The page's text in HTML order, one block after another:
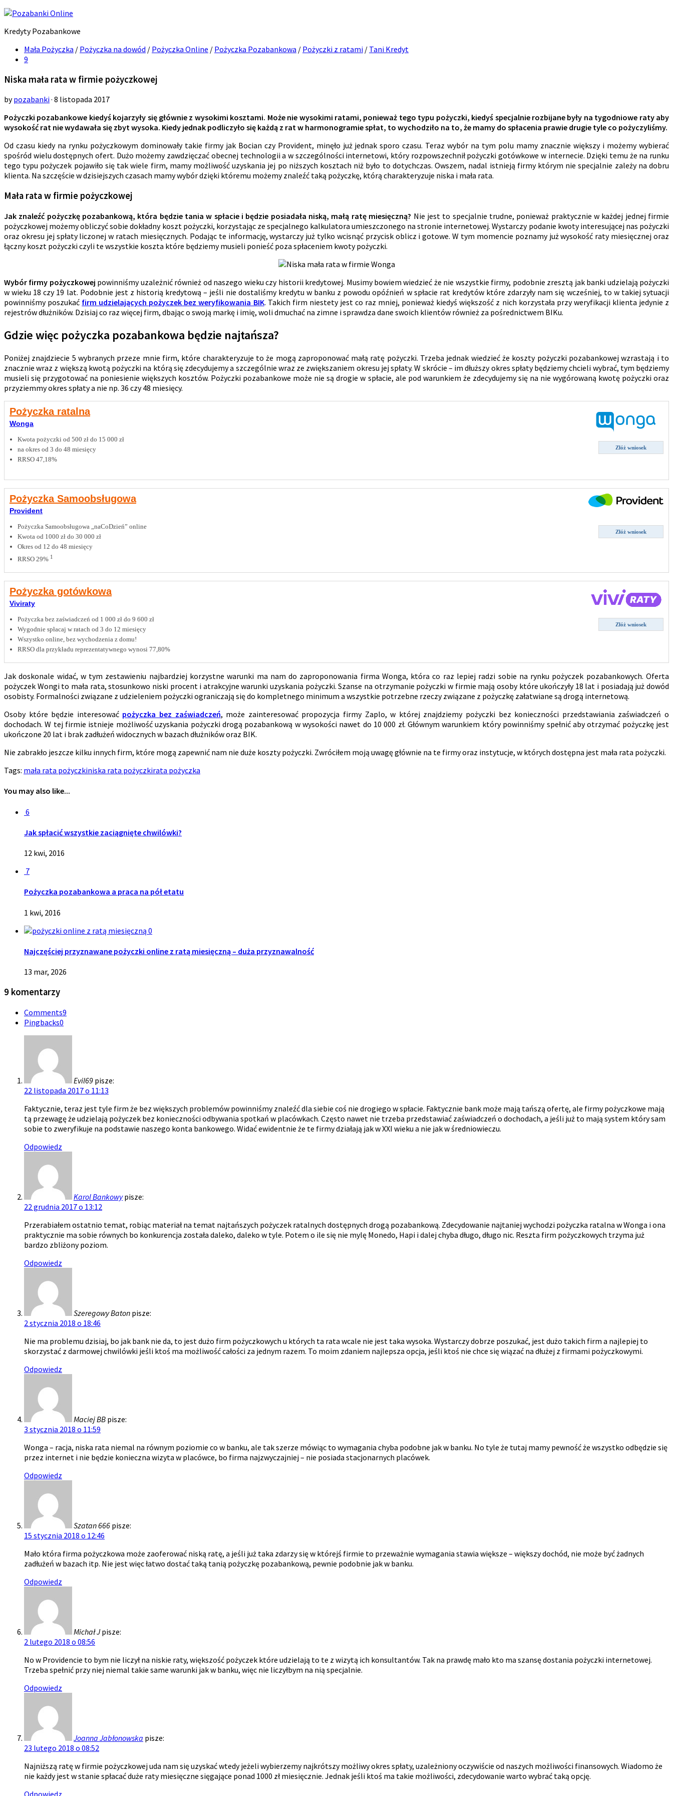
Kredyty Pozabankowe
Mała Pożyczka / Pożyczka na dowód / Pożyczka Online / Pożyczka Pozabankowa / Pożyczki z ratami / Tani Kredyt
9
Niska mała rata w firmie pożyczkowej
bypozabanki· 8 listopada 2017
Pożyczki pozabankowe kiedyś kojarzyły się głównie z wysokimi kosztami. Może nie wysokimi ratami, ponieważ tego typu pożyczki, kiedyś specjalnie rozbijane były na tygodniowe raty aby
wysokość rat nie wydawała się zbyt wysoka. Kiedy jednak podliczyło się każdą z rat w harmonogramie spłat, to wychodziło na to, że mamy do spłacenia prawie drugie tyle co pożyczyliśmy.
Od czasu kiedy na rynku pożyczkowym dominowały takie firmy jak Bocian czy Provident, minęło już jednak sporo czasu. Teraz wybór na tym polu mamy znacznie większy i możemy wybierać
spośród wielu dostępnych ofert. Dużo możemy zawdzięczać obecnej technologii a w szczególności internetowi, który rozpowszechnił pożyczki gotówkowe w internecie. Dzięki temu że na runku
tego typu pożyczek pojawiło się tak wiele firm, mamy możliwość uzyskania jej po niższych kosztach niż było to dotychczas. Owszem, nadal istnieją firmy którym nie specjalnie zależy na dobru
klienta. Na szczęście w dzisiejszych czasach mamy wybór dzięki któremu możemy znaleźć taką pożyczkę, którą charakteryzuje niska i mała rata.
Mała rata w firmie pożyczkowej
Jak znaleźć pożyczkę pozabankową, która będzie tania w spłacie i będzie posiadała niską, małą ratę miesięczną? Nie jest to specjalnie trudne, ponieważ praktycznie w każdej jednej firmie
pożyczkowej możemy obliczyć sobie dokładny koszt pożyczki, korzystając ze specjalnego kalkulatora umieszczonego na stronie internetowej. Wystarczy podanie kwoty interesującej nas pożyczki
oraz okresu jej spłaty liczonej w ratach miesięcznych. Podając te informację, wystarczy już tylko wcisnąć przycisk oblicz i gotowe. W tym momencie poznamy już wysokość raty miesięcznej oraz
łączny koszt pożyczki czyli te wszystkie koszta które będziemy musieli ponieść poza spłaceniem kwoty pożyczki.
Wybór firmy pożyczkowej powinniśmy uzależnić również od naszego wieku czy historii kredytowej. Musimy bowiem wiedzieć że nie wszystkie firmy, podobnie zresztą jak banki udzielają pożyczki
w wieku 18 czy 19 lat. Podobnie jest z historią kredytową – jeśli nie dostaliśmy kredytu w banku z powodu opóźnień w spłacie rat kredytów które zdarzyły nam się wcześniej, to w takiej sytuacji
powinniśmy poszukać firm udzielających pożyczek bez weryfikowania BIK. Takich firm niestety jest co raz mniej, ponieważ kiedyś większość z nich korzystała przy weryfikacji klienta jedynie z
rejestrów dłużników. Dzisiaj co raz więcej firm, dbając o swoją markę i imię, woli dmuchać na zimne i sprawdza dane swoich klientów również za pośrednictwem BIKu.
Gdzie więc pożyczka pozabankowa będzie najtańsza?
Poniżej znajdziecie 5 wybranych przeze mnie firm, które charakteryzuje to że mogą zaproponować małą ratę pożyczki. Trzeba jednak wiedzieć że koszty pożyczki pozabankowej wzrastają i to
znacznie wraz z większą kwotą pożyczki na którą się zdecydujemy a szczególnie wraz ze zwiększaniem okresu jej spłaty. W skrócie – im dłuższy okres spłaty będziemy chcieli wybrać, tym będziemy
musieli się przygotować na poniesienie większych kosztów. Pożyczki pozabankowe może nie są drogie w spłacie, ale pod warunkiem że zdecydujemy się na nie wygórowaną kwotę pożyczki oraz
przyziemmy okres spłaty a nie np. 36 czy 48 miesięcy.
Pożyczka ratalna
Wonga
Złóż wniosek
Kwota pożyczki od 500 zł do 15 000 zł
na okres od 3 do 48 miesięcy
RRSO 47,18%
Pożyczka Samoobsługowa
Provident
Złóż wniosek
Pożyczka Samoobsługowa „naCoDzień” online
Kwota od 1000 zł do 30 000 zł
Okres od 12 do 48 miesięcy
RRSO 29% 1
Pożyczka gotówkowa
Viviraty
Złóż wniosek
Pożyczka bez zaświadczeń od 1 000 zł do 9 600 zł
Wygodnie spłacaj w ratach od 3 do 12 miesięcy
Wszystko online, bez wychodzenia z domu!
RRSO dla przykładu reprezentatywnego wynosi 77,80%
Jak doskonale widać, w tym zestawieniu najbardziej korzystne warunki ma nam do zaproponowania firma Wonga, która co raz lepiej radzi sobie na rynku pożyczek pozabankowych. Oferta
pożyczek Wongi to mała rata, stosunkowo niski procent i atrakcyjne warunki uzyskania pożyczki. Szanse na otrzymanie pożyczki w firmie mają osoby które ukończyły 18 lat i posiadają już dowód
osobisty. Formalności związane z udzieleniem pożyczki ograniczają się do kompletnego minimum a wszystkie potrzebne rzeczy związane z pożyczkę załatwiane są drogą internetową.
Osoby które będzie interesować pożyczka bez zaświadczeń, może zainteresować propozycja firmy Zaplo, w której znajdziemy pożyczki bez konieczności przedstawiania zaświadczeń o
dochodach. W tej firmie istnieje możliwość uzyskania pożyczki drogą pozabankową w wysokości nawet do 10 000 zł. Głównym warunkiem który powinniśmy spełnić aby otrzymać pożyczkę jest
ukończone 20 lat i brak zadłużeń widocznych w bazach dłużników oraz BIK.
Nie zabrakło jeszcze kilku innych firm, które mogą zapewnić nam nie duże koszty pożyczki. Zwróciłem moją uwagę głównie na te firmy oraz instytucje, w których dostępna jest mała rata pożyczki.
Tags: mała rata pożyczkiniska rata pożyczkirata pożyczka
You may also like...
6
Jak spłacić wszystkie zaciągnięte chwilówki?
12 kwi, 2016
7
Pożyczka pozabankowa a praca na pół etatu
1 kwi, 2016
0
Najczęściej przyznawane pożyczki online z ratą miesięczną – duża przyznawalność
13 mar, 2026
9 komentarzy
Comments9
Pingbacks0
Evil69 pisze:
22 listopada 2017 o 11:13
Faktycznie, teraz jest tyle firm że bez większych problemów powinniśmy znaleźć dla siebie coś nie drogiego w spłacie. Faktycznie bank może mają tańszą ofertę, ale firmy pożyczkowe mają
tą przewagę że udzielają pożyczek bez konieczności odbywania spotkań w placówkach. Często nawet nie trzeba przedstawiać zaświadczeń o dochodach, a jeśli już to mają system który sam
sobie to zweryfikuje na podstawie naszego konta bankowego. Widać ewidentnie że te firmy działają jak w XXI wieku a nie jak w średniowieczu.
Odpowiedz
Karol Bankowy pisze:
22 grudnia 2017 o 13:12
Przerabiałem ostatnio temat, robiąc materiał na temat najtańszych pożyczek ratalnych dostępnych drogą pozabankową. Zdecydowanie najtaniej wychodzi pożyczka ratalna w Wonga i ona
praktycznie ma sobie równych bo konkurencja została daleko, daleko w tyle. Potem o ile się nie mylę Monedo, Hapi i dalej chyba długo, długo nic. Reszta firm pożyczkowych trzyma już
bardzo zbliżony poziom.
Odpowiedz
Szeregowy Baton pisze:
2 stycznia 2018 o 18:46
Nie ma problemu dzisiaj, bo jak bank nie da, to jest dużo firm pożyczkowych u których ta rata wcale nie jest taka wysoka. Wystarczy dobrze poszukać, jest dużo takich firm a najlepiej to
skorzystać z darmowej chwilówki jeśli ktoś ma możliwość całości za jednym razem. To moim zdaniem najlepsza opcja, jeśli ktoś nie chce się wiązać na dłużej z firmami pożyczkowymi.
Odpowiedz
Maciej BB pisze:
3 stycznia 2018 o 11:59
Wonga – racja, niska rata niemal na równym poziomie co w banku, ale tak szerze mówiąc to wymagania chyba podobne jak w banku. No tyle że tutaj mamy pewność że wszystko odbędzie się
przez internet i nie będzie konieczna wizyta w placówce, bo firma najzwyczajniej – nie posiada stacjonarnych placówek.
Odpowiedz
Szatan 666 pisze:
15 stycznia 2018 o 12:46
Mało która firma pożyczkowa może zaoferować niską ratę, a jeśli już taka zdarzy się w którejś firmie to przeważnie wymagania stawia większe – większy dochód, nie może być żadnych
zadłużeń w bazach itp. Nie jest więc łatwo dostać taką tanią pożyczkę pozabankową, pewnie podobnie jak w banku.
Odpowiedz
Michał J pisze:
2 lutego 2018 o 08:56
No w Providencie to bym nie liczył na niskie raty, większość pożyczek które udzielają to te z wizytą ich konsultantów. Tak na prawdę mało kto ma szansę dostania pożyczki internetowej.
Trzeba spełnić przy niej niemal takie same warunki jak w banku, więc nie liczyłbym na nią specjalnie.
Odpowiedz
Joanna Jabłonowska pisze:
23 lutego 2018 o 08:52
Najniższą ratę w firmie pożyczkowej uda nam się uzyskać wtedy jeżeli wybierzemy najkrótszy możliwy okres spłaty, uzależniony oczywiście od naszych możliwości finansowych. Wiadomo że
nie każdy jest w stanie spłacać duże raty miesięczne sięgające ponad 1000 zł miesięcznie. Jednak jeśli ktoś ma takie możliwości, zdecydowanie warto wybrać taką opcję.
Odpowiedz